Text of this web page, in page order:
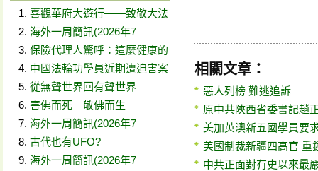
喜觀華府大遊行——致敬大法
海外一周簡訊(2026年7
保險代理人驚呼：這麼健康的
中國法輪功學員近期遭迫害案
從無聲世界回有聲世界
害佛而死 敬佛而生
海外一周簡訊(2026年7
古代也有UFO?
海外一周簡訊(2026年7
相關文章：
惡人列榜 難逃追訴
原中共陜西省委書記趙
美加英澳新五國學員要
美國制裁新疆四高官 重
中共正面對有史以來最